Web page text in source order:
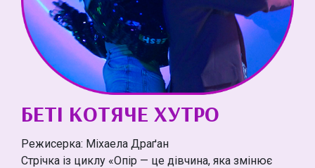
БЕТІ КОТЯЧЕ ХУТРО
Режисерка: Міхаела Драґан
Стрічка із циклу «Опір — це дівчина, яка змінює